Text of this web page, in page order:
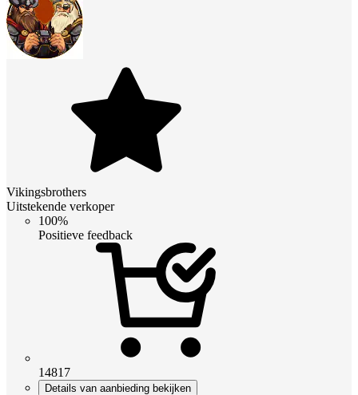
Vikingsbrothers
Uitstekende verkoper
100%
Positieve feedback
14817
Details van aanbieding bekijken